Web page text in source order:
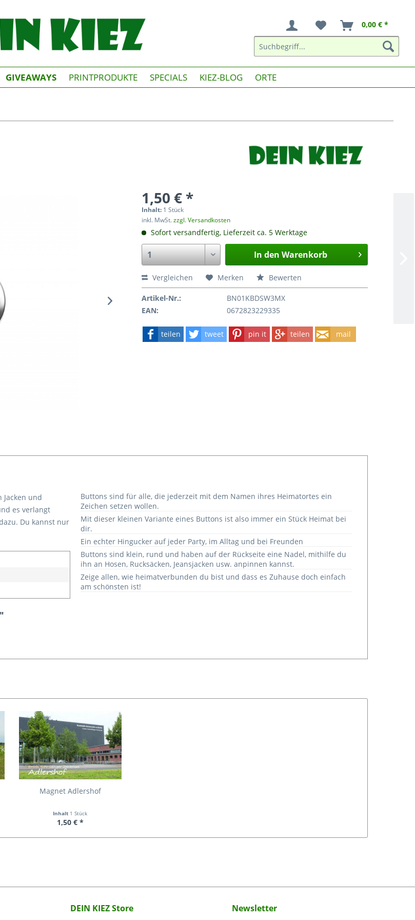
0,00 € *
GIVEAWAYS PRINTPRODUKTE SPECIALS KIEZ-BLOG ORTE
1,50 € *
Inhalt: 1 Stück
inkl. MwSt.zzgl. Versandkosten
Sofort versandfertig, Lieferzeit ca. 5 Werktage
In den Warenkorb
Vergleichen Merken Bewerten
Artikel-Nr.:
BN01KBDSW3MX
EAN:
0672823229335
teilen tweet pin it teilen mail
Buttons sind für alle, die jederzeit mit dem Namen ihres Heimatortes ein
Zeichen setzen wollen.
Mit dieser kleinen Variante eines Buttons ist also immer ein Stück Heimat bei
dir.
Ein echter Hingucker auf jeder Party, im Alltag und bei Freunden
Buttons sind klein, rund und haben auf der Rückseite eine Nadel, mithilfe du
ihn an Hosen, Rucksäcken, Jeansjacken usw. anpinnen kannst.
Zeige allen, wie heimatverbunden du bist und dass es Zuhause doch einfach
am schönsten ist!
und
es verlangt
Du kannst nur
Magnet Adlershof
Inhalt 1 Stück
1,50 € *
DEIN KIEZ Store Newsletter